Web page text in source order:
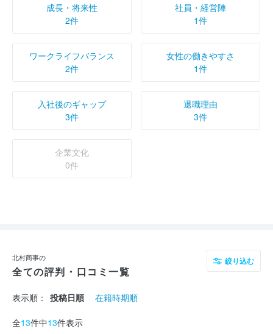
成長・将来性
2件
社員・経営陣
1件
ワークライフバランス
2件
女性の働きやすさ
1件
入社後のギャップ
3件
退職理由
3件
企業文化
0件
北村商事の
全ての評判・口コミ一覧
絞り込む
表示順： 投稿日順 在籍時期順
全13件中13件表示